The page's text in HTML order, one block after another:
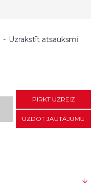
- Uzrakstīt atsauksmi
PIRKT UZREIZ
UZDOT JAUTĀJUMU